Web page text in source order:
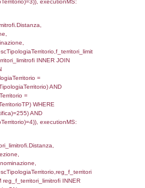
executionMS:
Ispezione, IDArticoloComma,
as DataApertura,
'%d/%m/
as DataUltimoPIR FROM
el_nazioni.DescIT,
INNER JOIN
= el_nazioni.IDStato